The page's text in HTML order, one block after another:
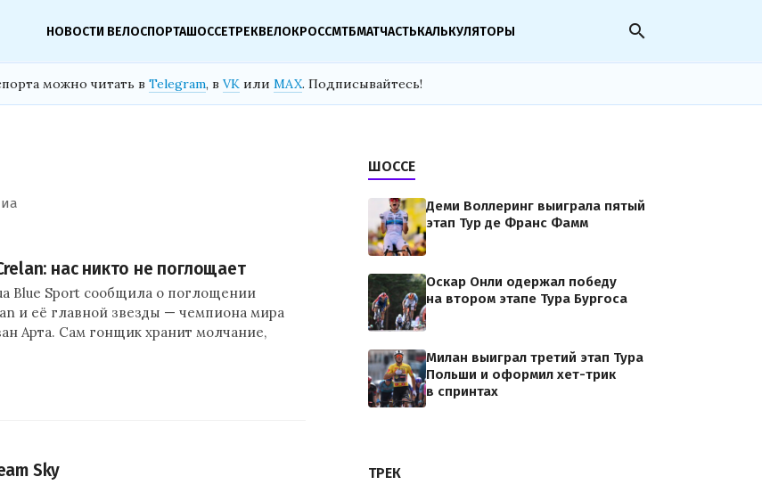
НОВОСТИ ВЕЛОСПОРТАШОССЕТРЕКВЕЛОКРОССМТБМАТЧАСТЬКАЛЬКУЛЯТОРЫ search
можно читать в Telegram, в VK или MAX. Подписывайтесь!
нас никто не поглощает
Blue Sport сообщила о поглощении
и её главной звезды — чемпиона мира
Арта. Сам гонщик хранит молчание,
Sky
ШОССЕ
Деми Воллеринг выиграла пятый
этап Тур де Франс Фамм
Оскар Онли одержал победу
на втором этапе Тура Бургоса
Милан выиграл третий этап Тура
Польши и оформил хет-трик
в спринтах
ТРЕК